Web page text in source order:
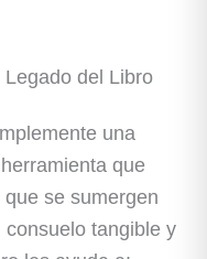
del Libro
una
que
se sumergen
tangible y